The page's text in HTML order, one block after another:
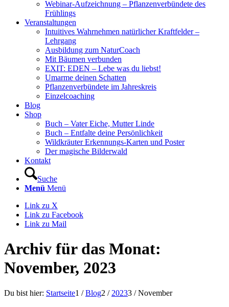
Webinar-Aufzeichnung – Pflanzenverbündete des
Frühlings
Veranstaltungen
Intuitives Wahrnehmen natürlicher Kraftfelder –
Lehrgang
Ausbildung zum NaturCoach
Mit Bäumen verbunden
EXIT: EDEN – Lebe was du liebst!
Umarme deinen Schatten
Pflanzenverbündete im Jahreskreis
Einzelcoaching
Blog
Shop
Buch – Vater Eiche, Mutter Linde
Buch – Entfalte deine Persönlichkeit
Wildkräuter Erkennungs-Karten und Poster
Der magische Bilderwald
Kontakt
Suche
Menü Menü
Link zu X
Link zu Facebook
Link zu Mail
Archiv für das Monat:
November, 2023
Du bist hier: Startseite1 / Blog2 / 20233 / November